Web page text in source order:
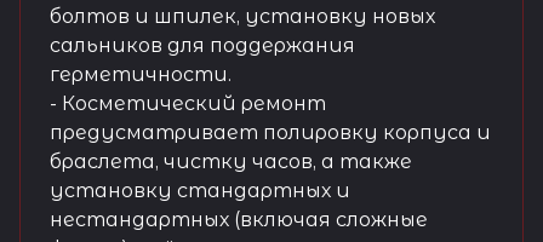
болтов и шпилек, установку новых
сальников для поддержания
герметичности.
- Косметический ремонт
предусматривает полировку корпуса и
браслета, чистку часов, а также
установку стандартных и
нестандартных (включая сложные